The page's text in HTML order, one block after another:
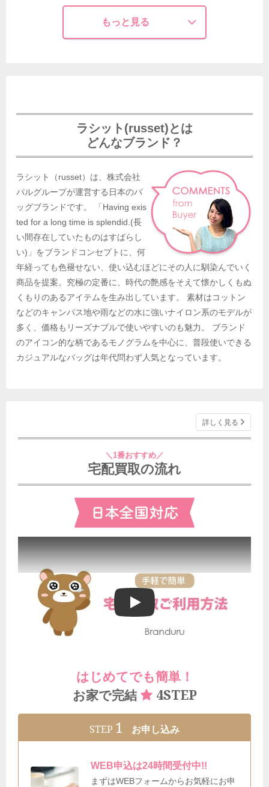
もっと見る
ラシット(russet)とは
どんなブランド？
ラシット（russet）は、株式会社
パルグループが運営する日本のバ
ッグブランドです。 「Having exis
ted for a long time is splendid.(長
い間存在していたものはすばらし
い)」をブランドコンセプトに、何
年経っても色褪せない、使い込むほどにその人に馴染んでいく
商品を提案。究極の定番に、時代の艶感をそえて懐かしくもぬ
くもりのあるアイテムを生み出しています。 素材はコットン
などのキャンパス地や雨などの水に強いナイロン系のモデルが
多く、価格もリーズナブルで使いやすいのも魅力。 ブランド
のアイコン的な柄であるモノグラムを中心に、普段使いできる
カジュアルなバッグは年代問わず人気となっています。
詳しく見る
＼1番おすすめ／
宅配買取の流れ
ブランドゥールの宅配買取ご利用方法
はじめてでも簡単！
お家で完結
4STEP
STEP 1 お申し込み
WEB申込は24時間受付中!!
まずはWEBフォームからお気軽にお申